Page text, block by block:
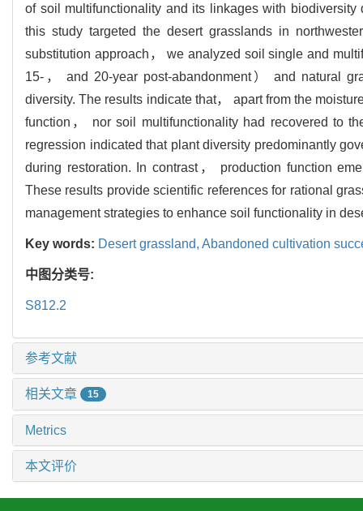
of soil multifunctionality and its linkages with
this study targeted the desert grasslands in
substitution approach， we analyzed soil single and
15-， and 20-year post-abandonment） and natural
diversity. The results indicate that， apart from the
function， nor soil multifunctionality had recovered to
regression indicated that plant diversity predominantly
during restoration. In contrast， production function
These results provide scientific references for rational
management strategies to enhance soil functionality in
Key words: Desert grassland, Abandoned cultivation
中图分类号:
S812.2
参考文献
相关文章 15
Metrics
本文评价